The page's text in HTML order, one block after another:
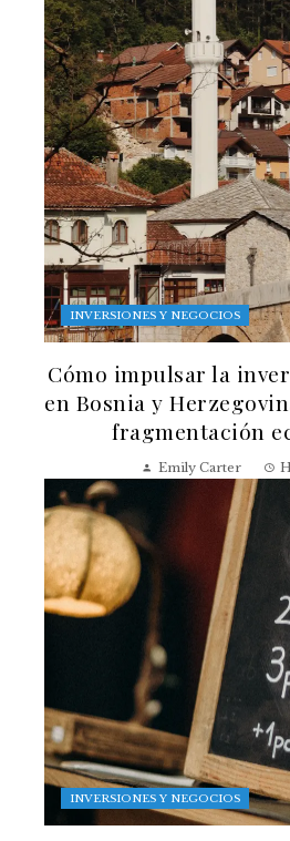
INVERSIONES Y NEGOCIOS
Cómo impulsar la
en Bosnia y
fragmentación
Emily Carter
INVERSIONES Y NEGOCIOS